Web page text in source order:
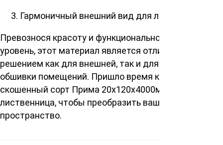
Гармоничный внешний вид для любого здания
Превознося красоту и функциональность на новый
уровень, этот материал является отличным
решением как для внешней, так и для внутренней
обшивки помещений. Пришло время купить планкен
скошенный сорт Прима 20х120х4000мм, сибирская
лиственница, чтобы преобразить ваше
пространство.